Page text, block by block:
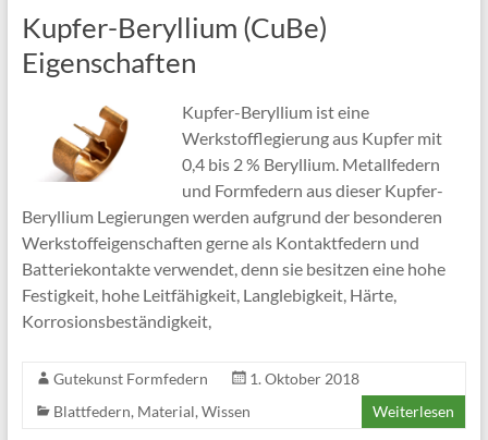
Kupfer-Beryllium (CuBe)
Eigenschaften
Kupfer-Beryllium ist eine
Werkstofflegierung aus Kupfer mit
0,4 bis 2 % Beryllium. Metallfedern
und Formfedern aus dieser Kupfer-
Beryllium Legierungen werden aufgrund der besonderen
Werkstoffeigenschaften gerne als Kontaktfedern und
Batteriekontakte verwendet, denn sie besitzen eine hohe
Festigkeit, hohe Leitfähigkeit, Langlebigkeit, Härte,
Korrosionsbeständigkeit,
Gutekunst Formfedern
1. Oktober 2018
Blattfedern, Material, Wissen Weiterlesen